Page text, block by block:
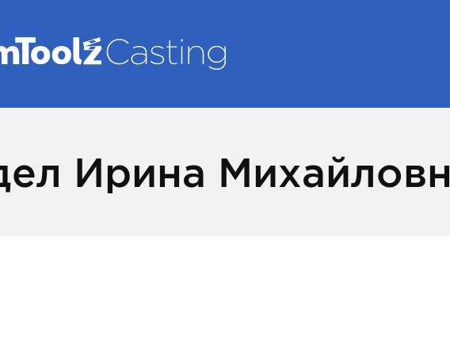
Ирина